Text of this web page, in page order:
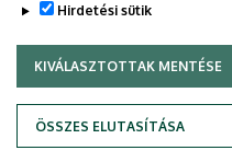
Hirdetési sütik
KIVÁLASZTOTTAK MENTÉSE
ÖSSZES ELUTASÍTÁSA
WITHDRAW CONSENT